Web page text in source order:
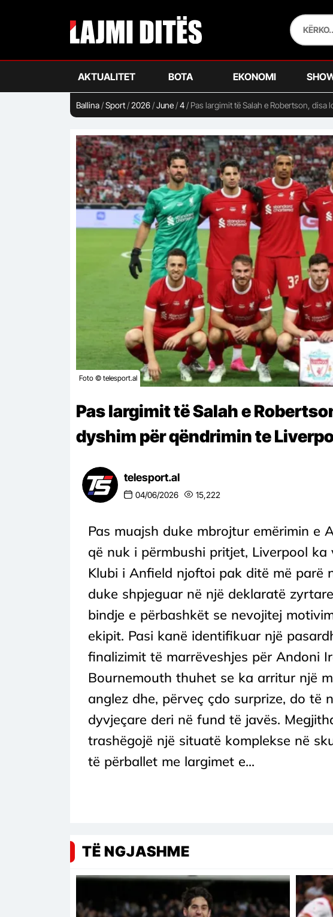
AKTUALITET BOTA EKONOMI
Ballina/Sport/2026/June/4/ Pas largimit të Salah e Robertson,
Foto © telesport.al
Pas largimit të Salah e
dyshim për qëndrimin te
telesport.al
04/06/2026 15,222
Pas muajsh duke mbrojtur emërimin e
që nuk i përmbushi pritjet, Liverpool
Klubi i Anfield njoftoi pak ditë më parë
duke shpjeguar në një deklaratë
bindje e përbashkët se nevojitej
ekipit. Pasi kanë identifikuar një
finalizimit të marrëveshjes për Andoni
Bournemouth thuhet se ka arritur një
anglez dhe, përveç çdo surprize, do të
dyvjeçare deri në fund të javës.
trashëgojë një situatë komplekse në
të përballet me largimet e...
TË NGJASHME